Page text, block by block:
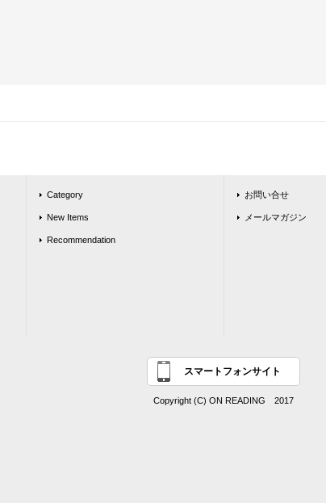
Category
New Items
Recommendation
お問い合せ
メールマガジン
スマートフォンサイト
Copyright (C) ON READING 2017